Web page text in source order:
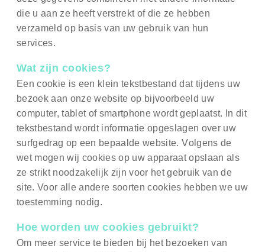
die u aan ze heeft verstrekt of die ze hebben
verzameld op basis van uw gebruik van hun
services.
Wat zijn cookies?
Een cookie is een klein tekstbestand dat tijdens uw
bezoek aan onze website op bijvoorbeeld uw
computer, tablet of smartphone wordt geplaatst. In dit
tekstbestand wordt informatie opgeslagen over uw
surfgedrag op een bepaalde website. Volgens de
wet mogen wij cookies op uw apparaat opslaan als
ze strikt noodzakelijk zijn voor het gebruik van de
site. Voor alle andere soorten cookies hebben we uw
toestemming nodig.
Hoe worden uw cookies gebruikt?
Om meer service te bieden bij het bezoeken van